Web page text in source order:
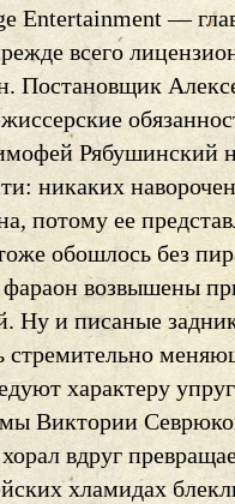
Entertainment —
всего
Постановщик
Рябушинский
никаких
потому ее
обошлось без
фараон возвышены
Ну и писаные
стремительно
характеру
Виктории
вдруг
хламидах